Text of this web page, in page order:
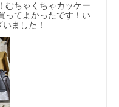
むちゃくちゃカッケー
ってよかったです！い
ました！